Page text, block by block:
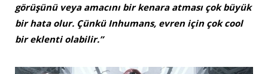
görüşünü veya amacını bir kenara atması çok büyük
bir hata olur. Çünkü Inhumans, evren için çok cool
bir eklenti olabilir.”